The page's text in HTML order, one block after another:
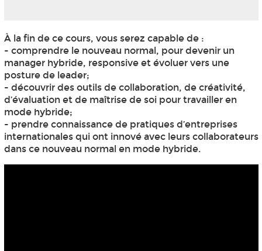
À la fin de ce cours, vous serez capable de :
- comprendre le nouveau normal, pour devenir un
manager hybride, responsive et évoluer vers une
posture de leader;
- découvrir des outils de collaboration, de créativité,
d’évaluation et de maîtrise de soi pour travailler en
mode hybride;
- prendre connaissance de pratiques d’entreprises
internationales qui ont innové avec leurs collaborateurs
dans ce nouveau normal en mode hybride.